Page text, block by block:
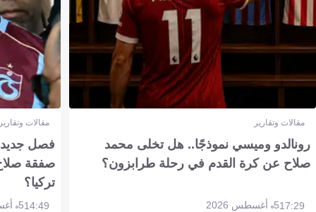
مقالات وتقارير
رونالدو وميسي نموذجًا.. هل تخلى محمد
صلاح عن كرة القدم في رحلة طرابزون؟
17:295 أغسطس 2026
مقالات
فصل جديد
صفقة
تركيا؟
14:495 أغسطس 2026